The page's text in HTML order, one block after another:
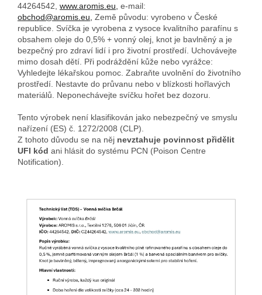
44264542, www.aromis.eu, e-mail:
obchod@aromis.eu, Země původu: vyrobeno v České
republice. Svíčka je vyrobena z vysoce kvalitního parafínu s
obsahem oleje do 0,5% + vonný olej, knot je bavlněný a je
bezpečný pro zdraví lidí i pro životní prostředí. Uchovávejte
mimo dosah dětí. Při podráždění kůže nebo vyrážce:
Vyhledejte lékařskou pomoc. Zabraňte uvolnění do životního
prostředí. Nestavte do průvanu nebo v blízkosti hořlavých
materiálů. Neponechávejte svíčku hořet bez dozoru.
Tento výrobek není klasifikován jako nebezpečný ve smyslu
nařízení (ES) č. 1272/2008 (CLP).
Z tohoto důvodu se na něj nevztahuje povinnost přidělit
UFI kód ani hlásit do systému PCN (Poison Centre
Notification).